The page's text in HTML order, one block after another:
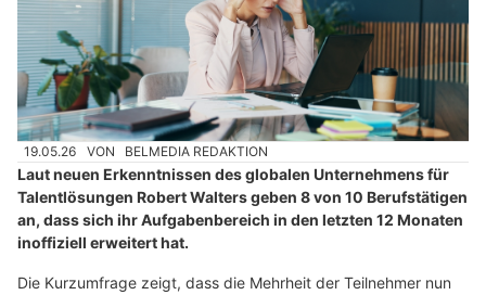
19.05.26 VON BELMEDIA REDAKTION
Laut neuen Erkenntnissen des globalen Unternehmens für
Talentlösungen Robert Walters geben 8 von 10 Berufstätigen
an, dass sich ihr Aufgabenbereich in den letzten 12 Monaten
inoffiziell erweitert hat.
Die Kurzumfrage zeigt, dass die Mehrheit der Teilnehmer nun